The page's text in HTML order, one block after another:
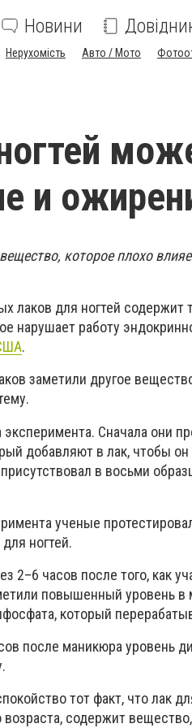
Новини
Нерухомість Авто / Мото
и
которое плохо
лаков для ногтей
нарушает работу
.
заметили другое
Сначала они
добавляют в лак, чтобы
в восьми
ученые
ногтей.
2–6 часов после того, как
повышенный уровень
который
после маникюра уровень
тот факт, что лак
содержит